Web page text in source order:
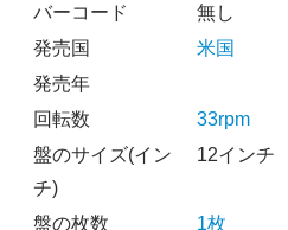
バーコード
無し
発売国
米国
発売年
回転数
33rpm
盤のサイズ(イン
チ)
12インチ
盤の枚数
1枚